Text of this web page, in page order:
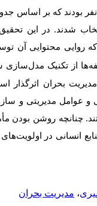
مدیریت بحران (361 نفر) درمجموع،
از تکنیک مدل‌سازی
مدیریت بحران
و عوامل مدیریتی و
چنانچه روشن بودن
انسانی در
، مدیریت بحران